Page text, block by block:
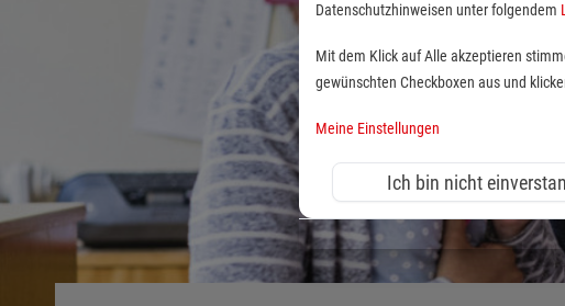
Datenschutzhinweisen unter folgendem
Mit dem Klick auf Alle akzeptieren
gewünschten Checkboxen aus und
Meine Einstellungen
Ich bin nicht